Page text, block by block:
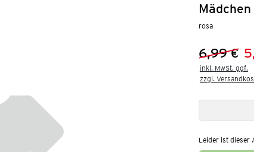
rosa
6,99 €
Neuer
inkl. MwSt. ggf.
zzgl.
Leider ist dieser